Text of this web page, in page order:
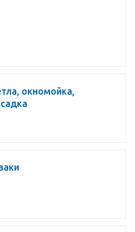
окномойка,